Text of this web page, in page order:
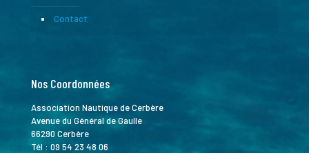
Contact
Nos Coordonnées
Association Nautique de Cerbère
Avenue du Général de Gaulle
66290 Cerbère
Tél : 09 54 23 48 06